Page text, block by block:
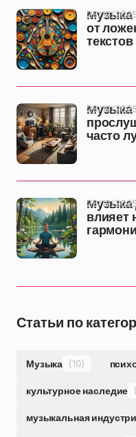
Музыка
от
текстов
25/12/
Музыка
часто
25/12/
Музыка
влияет
25/12/
Статьи по
Музыка (10)
культурное наследие
музыкальная